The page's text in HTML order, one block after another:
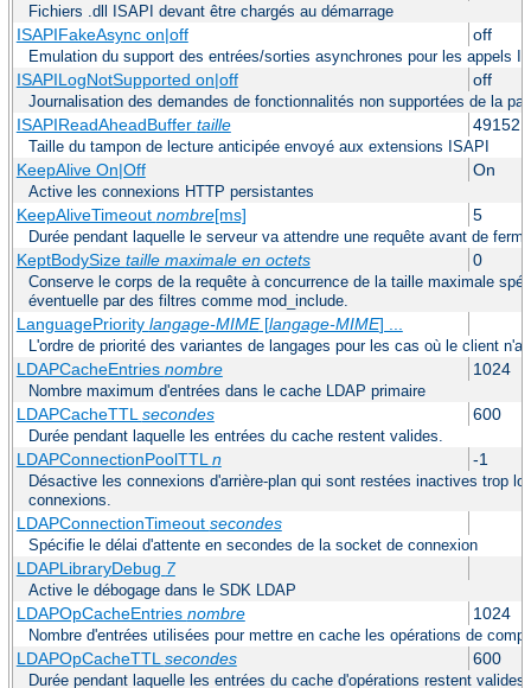
Fichiers .dll ISAPI devant être chargés au démarrage
ISAPIFakeAsync on|off off
Emulation du support des entrées/sorties asynchrones pour les appels
ISAPILogNotSupported on|off off
Journalisation des demandes de fonctionnalités non supportées de la
ISAPIReadAheadBuffer taille 49152
Taille du tampon de lecture anticipée envoyé aux extensions ISAPI
KeepAlive On|Off On
Active les connexions HTTP persistantes
KeepAliveTimeout nombre[ms] 5
Durée pendant laquelle le serveur va attendre une requête avant de
KeptBodySize taille maximale en octets 0
Conserve le corps de la requête à concurrence de la taille maximale
éventuelle par des filtres comme mod_include.
LanguagePriority langage-MIME[langage-MIME] ...
L'ordre de priorité des variantes de langages pour les cas où le client
LDAPCacheEntries nombre 1024
Nombre maximum d'entrées dans le cache LDAP primaire
LDAPCacheTTL secondes 600
Durée pendant laquelle les entrées du cache restent valides.
LDAPConnectionPoolTTL n -1
Désactive les connexions d'arrière-plan qui sont restées inactives trop
connexions.
LDAPConnectionTimeout secondes
Spécifie le délai d'attente en secondes de la socket de connexion
LDAPLibraryDebug 7
Active le débogage dans le SDK LDAP
LDAPOpCacheEntries nombre 1024
Nombre d'entrées utilisées pour mettre en cache les opérations de
LDAPOpCacheTTL secondes 600
Durée pendant laquelle les entrées du cache d'opérations restent valides